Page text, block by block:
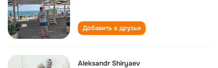
Добавить в друзья
Aleksandr Shiryaev